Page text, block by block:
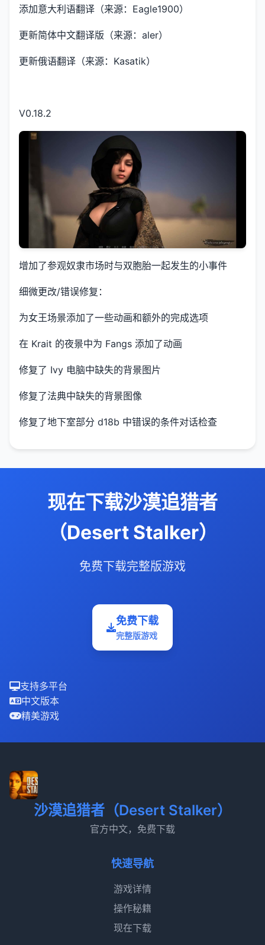
添加意大利语翻译（来源：Eagle1900）
更新简体中文翻译版（来源：aler）
更新俄语翻译（来源：Kasatik）
V0.18.2
增加了参观奴隶市场时与双胞胎一起发生的小事件
细微更改/错误修复：
为女王场景添加了一些动画和额外的完成选项
在 Krait 的夜景中为 Fangs 添加了动画
修复了 Ivy 电脑中缺失的背景图片
修复了法典中缺失的背景图像
修复了地下室部分 d18b 中错误的条件对话检查
现在下载沙漠追猎者
（Desert Stalker）
免费下载完整版游戏
免费下载
完整版游戏
支持多平台
中文版本
精美游戏
沙漠追猎者（Desert Stalker）
官方中文，免费下载
快速导航
游戏详情
操作秘籍
现在下载